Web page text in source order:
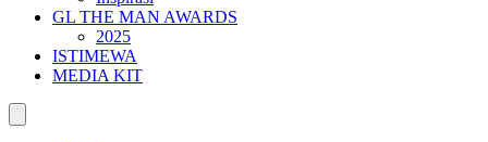
GL THE MAN AWARDS
2025
ISTIMEWA
MEDIA KIT